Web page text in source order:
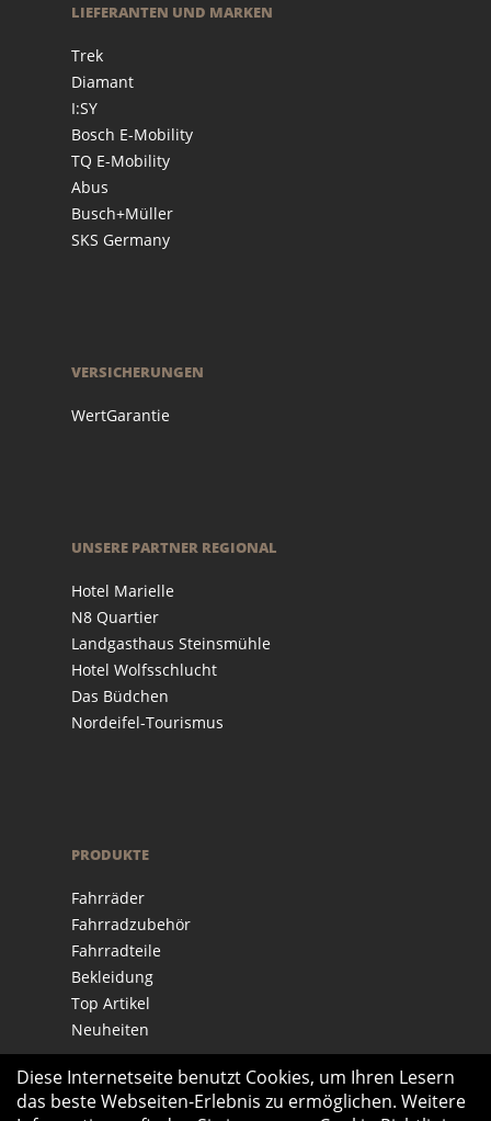
LIEFERANTEN UND MARKEN
Trek
Diamant
I:SY
Bosch E-Mobility
TQ E-Mobility
Abus
Busch+Müller
SKS Germany
VERSICHERUNGEN
WertGarantie
UNSERE PARTNER REGIONAL
Hotel Marielle
N8 Quartier
Landgasthaus Steinsmühle
Hotel Wolfsschlucht
Das Büdchen
Nordeifel-Tourismus
PRODUKTE
Fahrräder
Fahrradzubehör
Fahrradteile
Bekleidung
Top Artikel
Neuheiten
Diese Internetseite benutzt Cookies, um Ihren Lesern
das beste Webseiten-Erlebnis zu ermöglichen. Weitere